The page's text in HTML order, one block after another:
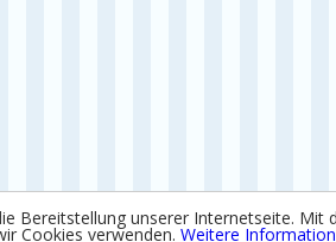
Bereitstellung unserer Internetseite.
Cookies verwenden. Weitere